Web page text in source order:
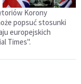
Korony
popsuć stosunki
europejskich
Times".